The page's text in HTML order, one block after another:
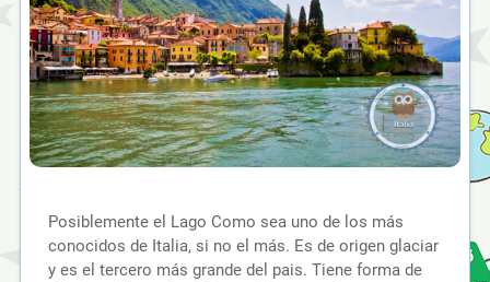
Posiblemente el Lago Como sea uno de los más
conocidos de Italia, si no el más. Es de origen glaciar
y es el tercero más grande del pais. Tiene forma de